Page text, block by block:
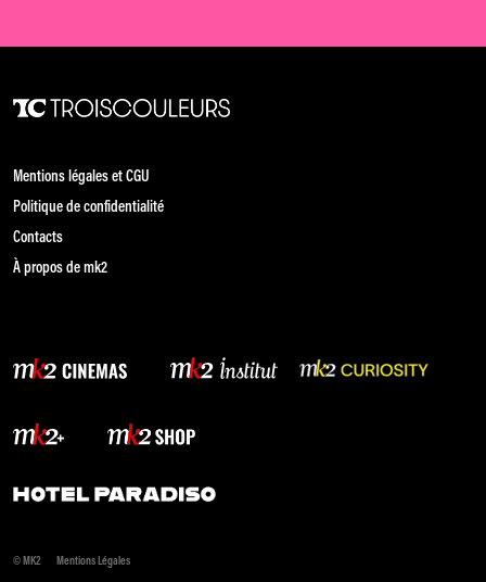
Mentions légales et CGU
Politique de confidentialité
Contacts
À propos de mk2
© MK2 Mentions Légales